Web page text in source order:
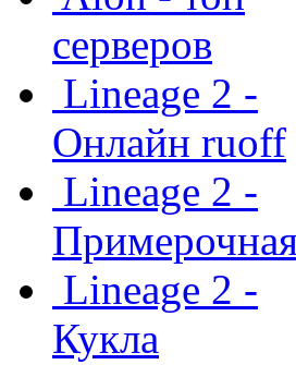
серверов
Lineage 2 -
Онлайн ruoff
Lineage 2 -
Lineage 2 -
Кукла